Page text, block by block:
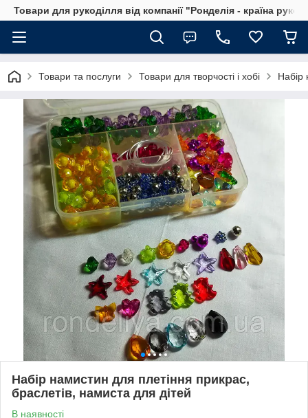
Товари для рукоділля від компанії "Ронделія - країна
Товари та послуги Товари для творчості і хобі Набір
Набір намистин для плетіння прикрас,
браслетів, намиста для дітей
В наявності